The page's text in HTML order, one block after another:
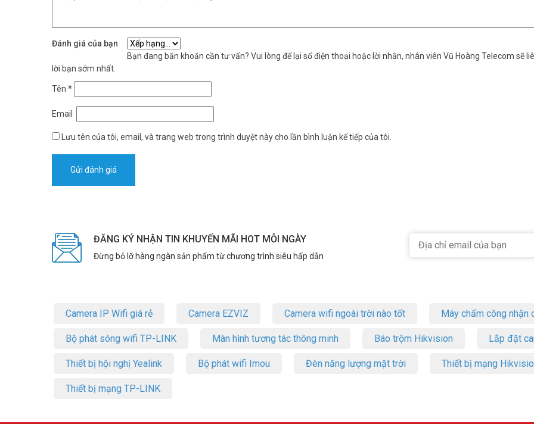
Đánh giá của bạn
Bạn đang băn khoăn cần tư vấn? Vui lòng để lại số điện thoại hoặc lời nhắn, nhân viên Vũ Hoàng Telecom sẽ
lời bạn sớm nhất.
Tên *
Email
Lưu tên của tôi, email, và trang web trong trình duyệt này cho lần bình luận kế tiếp của tôi.
ĐĂNG KÝ NHẬN TIN KHUYẾN MÃI HOT MỖI NGÀY
Đừng bỏ lỡ hàng ngàn sản phẩm từ chương trình siêu hấp dẫn
Camera IP Wifi giá rẻ Camera EZVIZ Camera wifi ngoài trời nào tốt Máy chấm công nhận
Bộ phát sóng wifi TP-LINK Màn hình tương tác thông minh Báo trộm Hikvision Lắp đặt
Thiết bị hội nghị Yealink Bộ phát wifi Imou Đèn năng lượng mặt trời Thiết bị mạng
Thiết bị mạng TP-LINK